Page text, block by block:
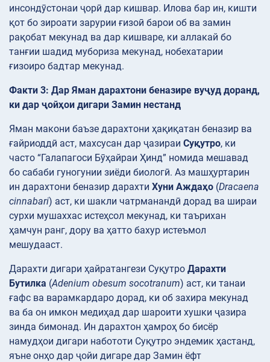
инсондӯстонаи ҷорӣ дар кишвар. Илова бар ин, кишти
қот бо зироати зарурии ғизоӣ барои об ва замин
рақобат мекунад ва дар кишваре, ки аллакай бо
танғии шадид мубориза мекунад, нобехатарии
ғизоиро бадтар мекунад.
Факти 3: Дар Яман дарахтони беназире вуҷуд доранд,
ки дар ҷойҳои дигари Замин нестанд
Яман макони баъзе дарахтони ҳақиқатан беназир ва
ғайриоддӣ аст, махсусан дар ҷазираи Суқутро, ки
часто “Галапагоси Бӯҳайраи Ҳинд” номида мешавад
бо сабаби гуногунии зиёди биологӣ. Аз машҳуртарин
ин дарахтони беназир дарахти Хуни Аждаҳо (Dracaena
cinnabari) аст, ки шакли чатрманандӣ дорад ва шираи
сурхи мушаххас истеҳсол мекунад, ки таърихан
ҳамчун ранг, дору ва ҳатто бахур истеъмол
мешудааст.
Дарахти дигари ҳайратангези Суқутро Дарахти
Бутилка (Adenium obesum socotranum) аст, ки танаи
ғафс ва варамкардаро дорад, ки об захира мекунад
ва ба он имкон медиҳад дар шароити хушки ҷазира
зинда бимонад. Ин дарахтон ҳамроҳ бо бисёр
намудҳои дигари набототи Суқутро эндемик ҳастанд,
яъне онҳо дар ҷойи дигаре дар Замин ёфт